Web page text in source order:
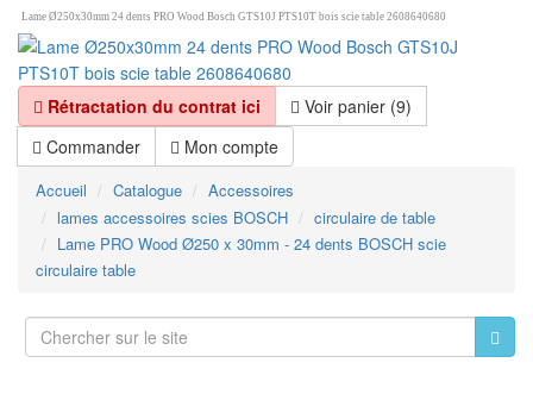
Lame Ø250x30mm 24 dents PRO Wood Bosch GTS10J PTS10T bois scie table 2608640680
Rétractation du contrat ici
Voir panier (9)
Commander
Mon compte
Accueil Catalogue
Accessoires
lames accessoires scies BOSCH
circulaire de table
Lame PRO Wood Ø250 x 30mm - 24 dents BOSCH scie
circulaire table